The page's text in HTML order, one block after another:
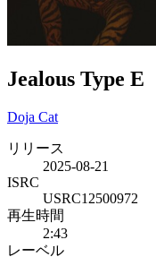
Jealous Type E
Doja Cat
リリース
2025-08-21
ISRC
USRC12500972
再生時間
2:43
レーベル